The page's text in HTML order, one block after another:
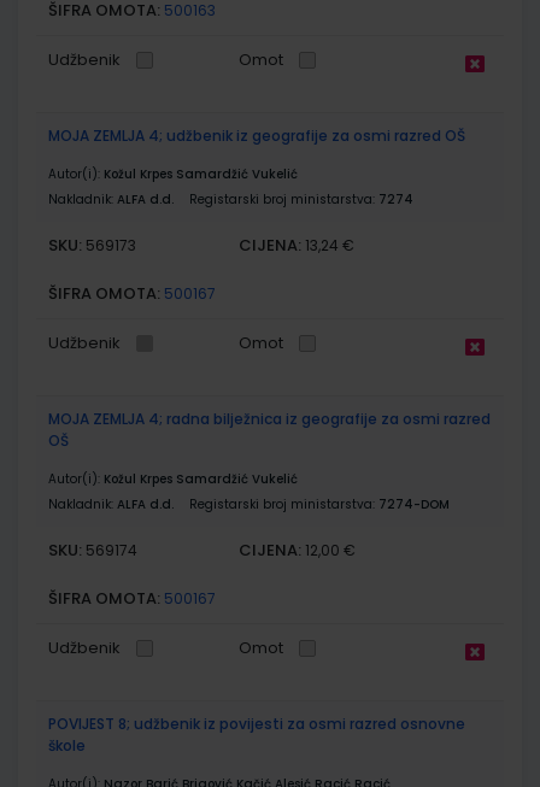
ŠIFRA OMOTA: 500163
Udžbenik Omot
MOJA ZEMLJA 4; udžbenik iz geografije za osmi razred OŠ
Autor(i): Kožul Krpes Samardžić Vukelić
Nakladnik: ALFA d.d. Registarski broj ministarstva: 7274
SKU: 569173 CIJENA: 13,24 €
ŠIFRA OMOTA: 500167
Udžbenik Omot
MOJA ZEMLJA 4; radna bilježnica iz geografije za osmi razred
OŠ
Autor(i): Kožul Krpes Samardžić Vukelić
Nakladnik: ALFA d.d. Registarski broj ministarstva: 7274-DOM
SKU: 569174 CIJENA: 12,00 €
ŠIFRA OMOTA: 500167
Udžbenik Omot
POVIJEST 8; udžbenik iz povijesti za osmi razred osnovne
škole